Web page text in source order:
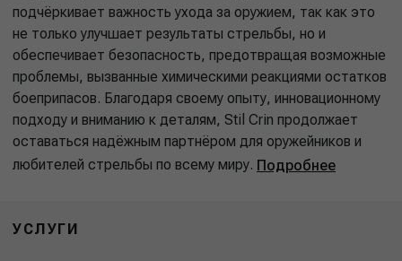
подчёркивает важность ухода за оружием, так как это
не только улучшает результаты стрельбы, но и
обеспечивает безопасность, предотвращая возможные
проблемы, вызванные химическими реакциями остатков
боеприпасов. Благодаря своему опыту, инновационному
подходу и вниманию к деталям, Stil Crin продолжает
оставаться надёжным партнёром для оружейников и
любителей стрельбы по всему миру. Подробнее
УСЛУГИ